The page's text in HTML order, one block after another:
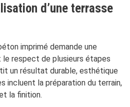
d’une terrasse
imprimé demande une
respect de plusieurs étapes
un résultat durable, esthétique
incluent la préparation du terrain,
la finition.